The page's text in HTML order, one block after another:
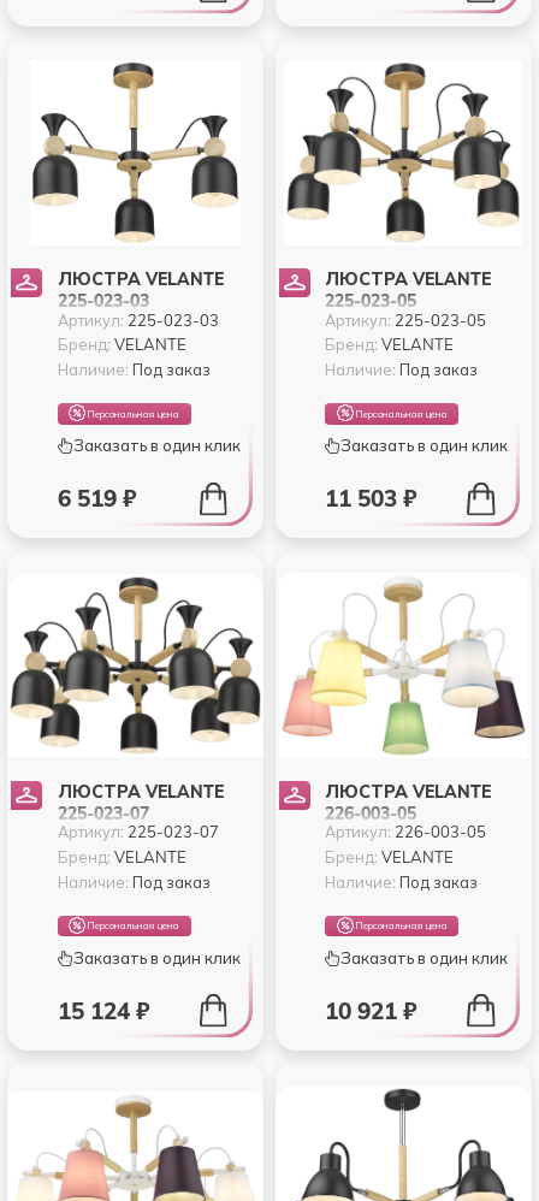
ЛЮСТРА VELANTE
225-023-03
Артикул: 225-023-03
Бренд: VELANTE
Наличие: Под заказ
Персональная цена
Заказать в один клик
6 519 ₽
ЛЮСТРА VELANTE
225-023-05
Артикул: 225-023-05
Бренд:VELANTE
Наличие: Под заказ
Персональная цена
Заказать в один клик
11 503 ₽
ЛЮСТРА VELANTE
225-023-07
Артикул: 225-023-07
Бренд: VELANTE
Наличие: Под заказ
Персональная цена
Заказать в один клик
15 124 ₽
ЛЮСТРА VELANTE
226-003-05
Артикул: 226-003-05
Бренд:VELANTE
Наличие: Под заказ
Персональная цена
Заказать в один клик
10 921 ₽